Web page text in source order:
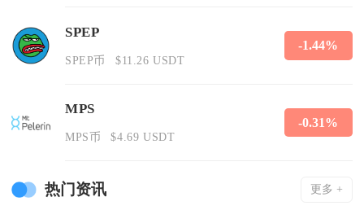
SPEP
SPEP币 $11.26 USDT
-1.44%
MPS
MPS币 $4.69 USDT
-0.31%
热门资讯 更多 +